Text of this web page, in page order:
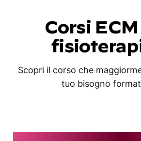
Corsi
Scopri il corso che
tuo bisogno